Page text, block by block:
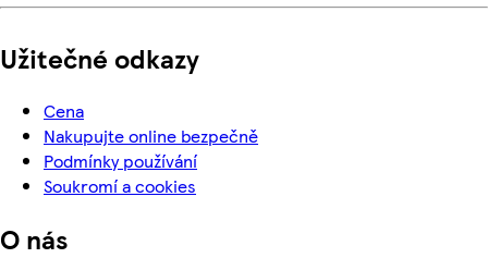
Užitečné odkazy
Cena
Nakupujte online bezpečně
Podmínky používání
Soukromí a cookies
O nás